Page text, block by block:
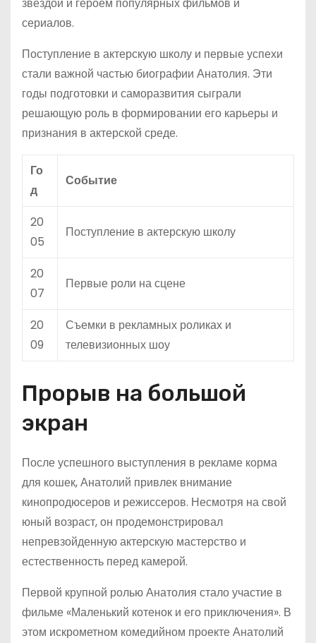
сериалов.
Поступление в актерскую школу и первые успехи
стали важной частью биографии Анатолия. Эти
годы подготовки и саморазвития сыграли
решающую роль в формировании его карьеры и
признания в актерской среде.
Го
д
Событие
20
05
Поступление в актерскую школу
20
07
Первые роли на сцене
20
09
Съемки в рекламных роликах и
телевизионных шоу
Прорыв на большой
экран
После успешного выступления в рекламе корма
для кошек, Анатолий привлек внимание
кинопродюсеров и режиссеров. Несмотря на свой
юный возраст, он продемонстрировал
непревзойденную актерскую мастерство и
естественность перед камерой.
Первой крупной ролью Анатолия стало участие в
фильме «Маленький котенок и его приключения». В
этом искрометном комедийном проекте Анатолий